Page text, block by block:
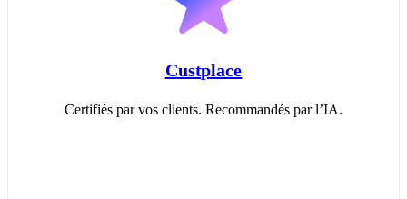
Custplace
Certifiés par vos clients. Recommandés par l’IA.